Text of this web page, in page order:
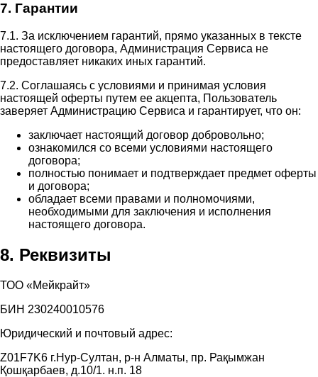
7. Гарантии
7.1. За исключением гарантий, прямо указанных в тексте
настоящего договора, Администрация Сервиса не
предоставляет никаких иных гарантий.
7.2. Соглашаясь с условиями и принимая условия
настоящей оферты путем ее акцепта, Пользователь
заверяет Администрацию Сервиса и гарантирует, что он:
заключает настоящий договор добровольно;
ознакомился со всеми условиями настоящего
договора;
полностью понимает и подтверждает предмет оферты
и договора;
обладает всеми правами и полномочиями,
необходимыми для заключения и исполнения
настоящего договора.
8. Реквизиты
ТОО «Мейкрайт»
БИН 230240010576
Юридический и почтовый адрес:
Z01F7K6 г.Нур-Султан, р-н Алматы, пр. Рақымжан
Қошқарбаев, д.10/1. н.п. 18